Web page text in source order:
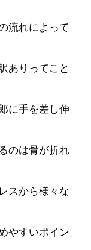
流れによって
ありってこと
に手を差し伸
のは骨が折れ
スから様々な
やすいポイン